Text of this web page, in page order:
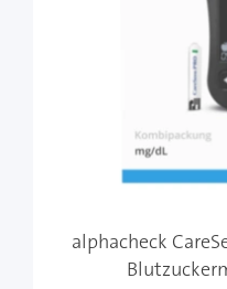
alphacheck